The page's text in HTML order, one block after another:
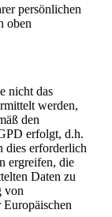
persönlichen
oben
nicht das
werden,
den
erfolgt, d.h.
dies erforderlich
ergreifen, die
Daten zu
von
Europäischen